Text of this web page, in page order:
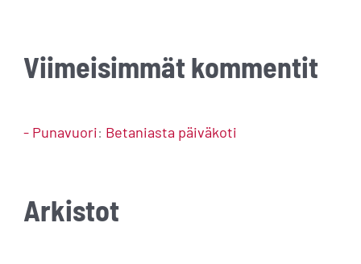
Viimeisimmät kommentit
- Punavuori: Betaniasta päiväkoti
Arkistot